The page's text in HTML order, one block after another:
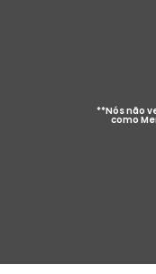
**Nós não
como